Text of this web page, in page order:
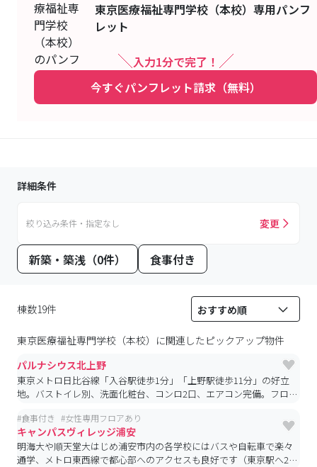
東京医療福祉専門学校（本校） 専用パンフ
レット
入力1分で完了！
今すぐパンフレット請求（無料）
詳細条件
絞り込み条件・指定なし 変更
新築・築浅（0件） 食事付き
棟数19件
東京医療福祉専門学校（本校） に関連したピックアップ物件
パルナシウス北上野
東京メトロ日比谷線「入谷駅徒歩1分」「上野駅徒歩11分」の好立
地。バストイレ別、洗面化粧台、コンロ2口、エアコン完備。フロ
心・快適です
#食事付き #女性専用フロアあり
キャンパスヴィレッジ浦安
明海大や順天堂大はじめ浦安市内の各学校にはバスや自転車で楽々
通学、メトロ東西線で都心部へのアクセスも良好です（東京駅へ21